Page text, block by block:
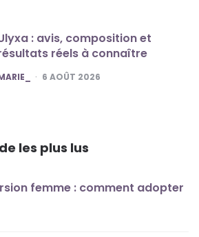
: avis, composition et
réels à connaître
6 AOÛT 2026
les plus lus
femme : comment adopter